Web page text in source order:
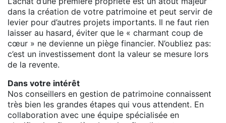
dans la création de votre patrimoine et peut servir de
levier pour d’autres projets importants. Il ne faut rien
laisser au hasard, éviter que le « charmant coup de
cœur » ne devienne un piège financier. N’oubliez pas:
c’est un investissement dont la valeur se mesure lors
de la revente.
Dans votre intérêt
Nos conseillers en gestion de patrimoine connaissent
très bien les grandes étapes qui vous attendent. En
collaboration avec une équipe spécialisée en